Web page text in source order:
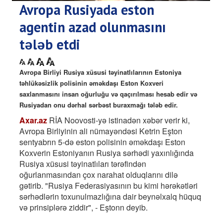
Avropa Rusiyada eston
agentin azad olunmasını
tələb etdi
Avropa Birliyi Rusiya xüsusi təyinatlılarının Estoniya
təhlükəsizlik polisinin əməkdaşı Eston Koxveri
saxlanmasını insan oğurluğu və qaçırılması hesab edir və
Rusiyadan onu dərhal sərbəst buraxmağı tələb edir.
Axar.az RİA Noovosti-yə istinadən xəbər verir ki,
Avropa Birliyinin ali nümayəndəsi Ketrin Eşton
sentyabrın 5-də eston polisinin əməkdaşı Eston
Koxverin Estoniyanın Rusiya sərhədi yaxınlığında
Rusiya xüsusi təyinatlıları tərəfindən
oğurlanmasından çox narahat olduqlarını dilə
gətirib. "Rusiya Federasiyasının bu kimi hərəkətləri
sərhədlərin toxunulmazlığına dair beynəlxalq hüquq
və prinsiplərə ziddir", - Eştonn deyib.